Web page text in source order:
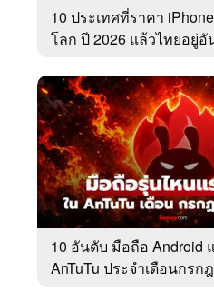
10 ประเทศที่ราคา
โลก ปี 2026 แล้วไทยอยู่อั
10 อันดับ มือถือ Android
AnTuTu ประจำเดือนกรก